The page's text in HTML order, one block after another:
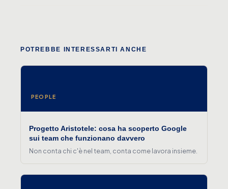
POTREBBE INTERESSARTI ANCHE
PEOPLE
Progetto Aristotele: cosa ha scoperto Google
sui team che funzionano davvero
Non conta chi c'è nel team, conta come lavora insieme.